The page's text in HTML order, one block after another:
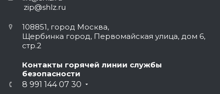
zip@shlz.ru
108851, город Москва,
Щербинка город, Первомайская улица, дом 6,
стр.2
Контакты горячей линии службы
безопасности
8 991 144 07 30